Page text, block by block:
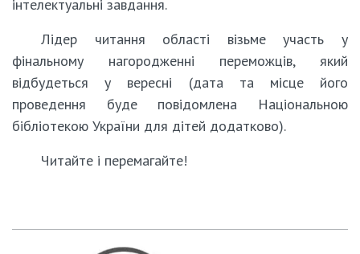
інтелектуальні завдання.
Лідер читання області візьме участь у
фінальному нагородженні переможців, який
відбудеться у вересні (дата та місце його
проведення буде повідомлена Національною
бібліотекою України для дітей додатково).
Читайте і перемагайте!